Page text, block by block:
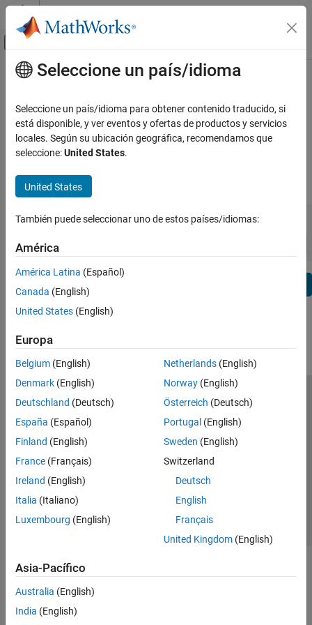
Saltar al contenido
Mostrar/ocultar menú de navegación
Ver por: Categoría
Using MATLAB
MATLAB
Using Simulink
Simulink
Physical Modeling
Real-Time Simulation and Testing
Workflows
Reporting and Database Access
Systems Engineering
Code Generation
Verification, Validation, and Test
Cloud Capabilities
Teaching and Learning
Mathematics and Optimization
Signal Processing
Test and Measurement
RF and Mixed Signal
Wireless Communications
Contenido principal
Model-Based Calibration Toolbox
Release Notes
Bug Reports | Bug Fixes expand all in page
| Release Range:
Starting Release
toEnding ReleaseIncompatibilities
Highlights
Text Filter: Model-Based Calibration Toolbox Release Notes
How useful was this information?
Seleccione un país/idioma
Seleccione un país/idioma para obtener contenido traducido, si
está disponible, y ver eventos y ofertas de productos y servicios
locales. Según su ubicación geográfica, recomendamos que
seleccione:United States.
United States
También puede seleccionar uno de estos países/idiomas:
América
América Latina (Español)
Canada (English)
United States (English)
Europa
Belgium (English)
Denmark (English)
Deutschland (Deutsch)
España (Español)
Finland (English)
France (Français)
Ireland (English)
Italia (Italiano)
Luxembourg (English)
Netherlands(English)
Norway(English)
Österreich (Deutsch)
Portugal (English)
Sweden (English)
Switzerland
Deutsch
English
Français
United Kingdom(English)
Asia-Pacífico
Australia (English)
India (English)
Centro de confianza
Marcas comerciales
Política de privacidad
Antipiratería
Estado de las aplicaciones
Información de contacto
© 1994-2026 The MathWorks, Inc.